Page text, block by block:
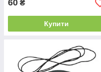
60 ₴
Купити